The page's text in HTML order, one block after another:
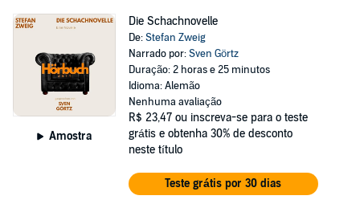
Amostra
Die Schachnovelle
De:Stefan Zweig
Narrado por:Sven Görtz
Duração: 2 horas e 25 minutos
Idioma: Alemão
Nenhuma avaliação
R$ 23,47 ou inscreva-se para o teste
grátis e obtenha 30% de desconto
neste título
Teste grátis por 30 dias